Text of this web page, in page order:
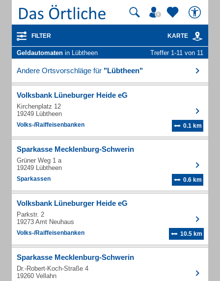
FILTER KARTE
Geldautomaten in Lübtheen Treffer 1-11 von 11
Andere Ortsvorschläge für "Lübtheen"
Volksbank Lüneburger Heide eG
Kirchenplatz 12
19249 Lübtheen
Volks-/Raiffeisenbanken 0.1 km
Sparkasse Mecklenburg-Schwerin
Grüner Weg 1 a
19249 Lübtheen
Sparkassen 0.6 km
Volksbank Lüneburger Heide eG
Parkstr. 2
19273 Amt Neuhaus
Volks-/Raiffeisenbanken 10.5 km
Sparkasse Mecklenburg-Schwerin
Dr.-Robert-Koch-Straße 4
19260 Vellahn